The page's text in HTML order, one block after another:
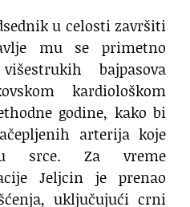
u celosti završiti
mu se primetno
bajpasova
kardiološkom
godine, kako bi
arterija koje
srce. Za vreme
Jeljcin je prenao
uključujući crni